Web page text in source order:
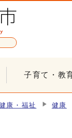
子育て・教
康・福祉 健康